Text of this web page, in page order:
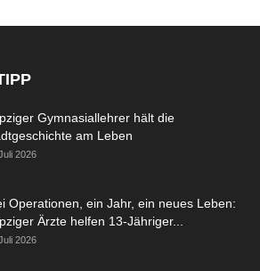
Gymnasiallehrer hält die
am Leben
2026
Operationen, ein Jahr, ein neues Leben:
Ärzte helfen 13-Jähriger...
2026